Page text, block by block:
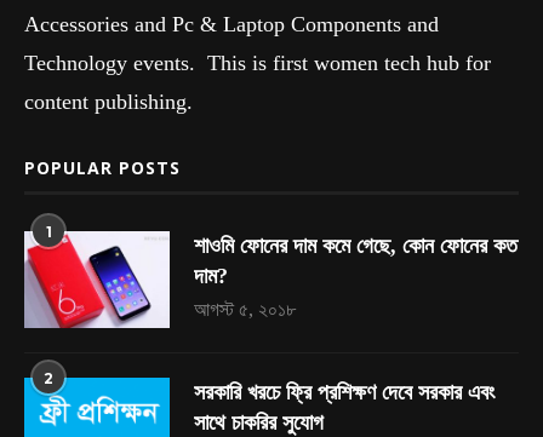
Accessories and Pc & Laptop Components and
Technology events. This is first women tech hub for
content publishing.
POPULAR POSTS
1
শাওমি ফোনের দাম কমে গেছে, কোন ফোনের কত
দাম?
আগস্ট ৫, ২০১৮
2
সরকারি খরচে ফ্রি প্রশিক্ষণ দেবে সরকার এবং
সাথে চাকরির সুযোগ